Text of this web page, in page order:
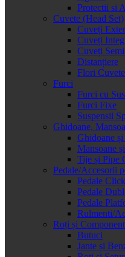
Protectii si
Cuvete (Head Set)
Cuveți
Cuveți
Cuveți
Distanțiere
Flori Cuvete
Furci
Furci cu
Furci Fixe
Suspensii
Ghidoane,
Ghidoane
Mansoane
Tije și Pipe
Pedale/Accesorii
Pedale Click
Pedale
Pedale
Rulmenti/
Roți și
Butuci
Jante și